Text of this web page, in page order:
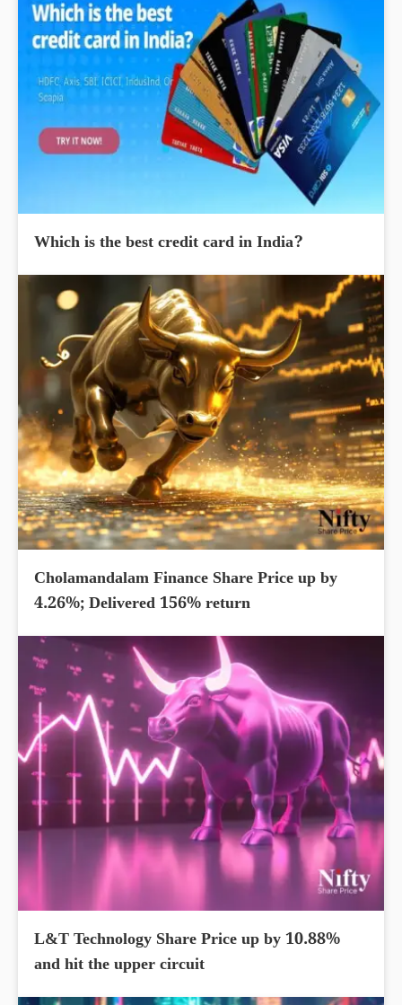
Which is the best credit card in India?
Cholamandalam Finance Share Price up by
4.26%; Delivered 156% return
L&T Technology Share Price up by 10.88%
and hit the upper circuit